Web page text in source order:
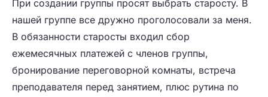
При создании группы просят выбрать старосту. В
нашей группе все дружно проголосовали за меня.
В обязанности старосты входил сбор
ежемесячных платежей с членов группы,
бронирование переговорной комнаты, встреча
преподавателя перед занятием, плюс рутина по